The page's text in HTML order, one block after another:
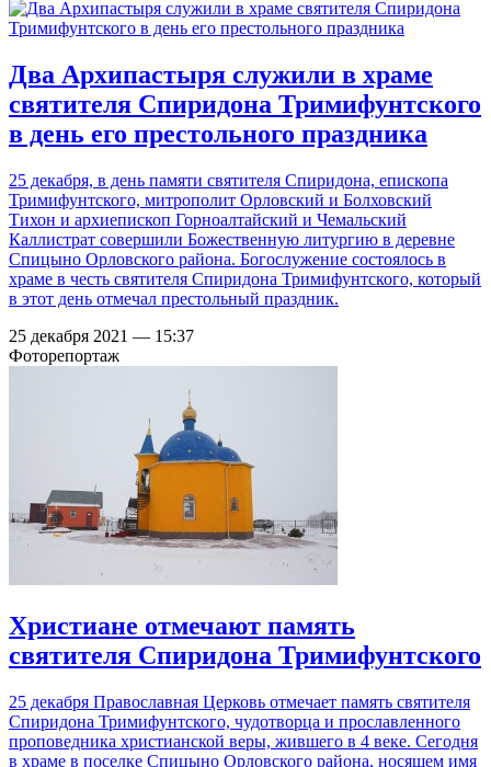
Два Архипастыря служили в храме
святителя Спиридона Тримифунтского
в день его престольного праздника
25 декабря, в день памяти святителя Спиридона, епископа
Тримифунтского, митрополит Орловский и Болховский
Тихон и архиепископ Горноалтайский и Чемальский
Каллистрат совершили Божественную литургию в деревне
Спицыно Орловского района. Богослужение состоялось в
храме в честь святителя Спиридона Тримифунтского, который
в этот день отмечал престольный праздник.
25 декабря 2021 — 15:37
Фоторепортаж
Христиане отмечают память
святителя Спиридона Тримифунтского
25 декабря Православная Церковь отмечает память святителя
Спиридона Тримифунтского, чудотворца и прославленного
проповедника христианской веры, жившего в 4 веке. Сегодня
в храме в поселке Спицыно Орловского района, носящем имя